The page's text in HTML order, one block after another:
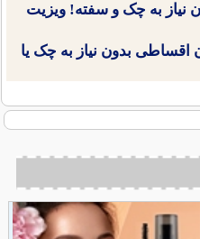
نیاز به چک و سفته! ویزیت
اقساطی بدون نیاز به چک یا